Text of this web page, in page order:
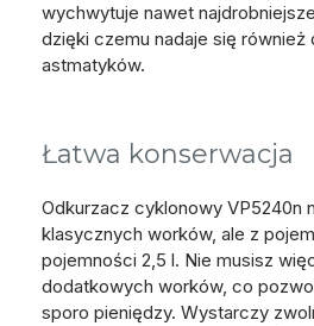
wychwytuje nawet
dzięki czemu nadaje się również
astmatyków.
Łatwa konserwacja
Odkurzacz cyklonowy VP5240n
klasycznych worków, ale z
pojemności 2,5 l. Nie musisz
dodatkowych worków, co
sporo pieniędzy. Wystarczy